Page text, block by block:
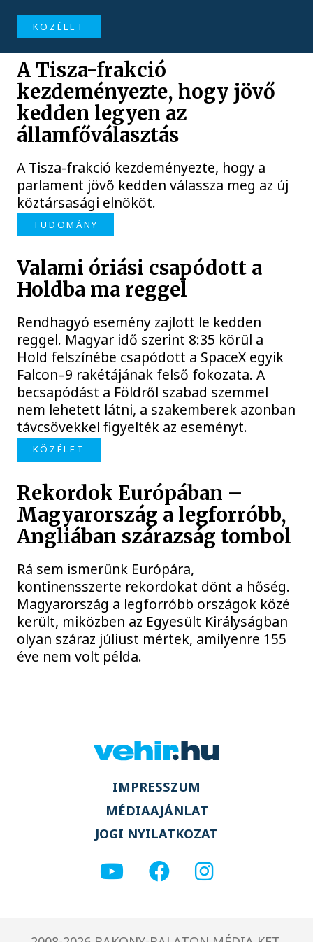
KÖZÉLET
A Tisza-frakció
kezdeményezte, hogy jövő
kedden legyen az
államfőválasztás
A Tisza-frakció kezdeményezte, hogy a
parlament jövő kedden válassza meg az új
köztársasági elnököt.
TUDOMÁNY
Valami óriási csapódott a
Holdba ma reggel
Rendhagyó esemény zajlott le kedden
reggel. Magyar idő szerint 8:35 körül a
Hold felszínébe csapódott a SpaceX egyik
Falcon–9 rakétájának felső fokozata. A
becsapódást a Földről szabad szemmel
nem lehetett látni, a szakemberek azonban
távcsövekkel figyelték az eseményt.
KÖZÉLET
Rekordok Európában –
Magyarország a legforróbb,
Angliában szárazság tombol
Rá sem ismerünk Európára,
kontinensszerte rekordokat dönt a hőség.
Magyarország a legforróbb országok közé
került, miközben az Egyesült Királyságban
olyan száraz júliust mértek, amilyenre 155
éve nem volt példa.
IMPRESSZUM
MÉDIAAJÁNLAT
JOGI NYILATKOZAT